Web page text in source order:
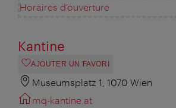
Horaires d'ouverture
Kantine
AJOUTER UN FAVORI
Museumsplatz 1, 1070 Wien
mq-kantine.at